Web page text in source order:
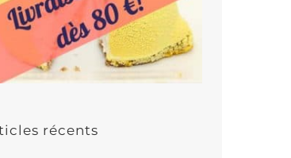
récents